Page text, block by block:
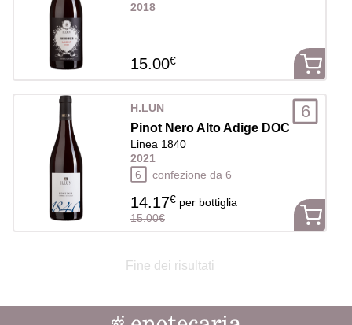
2018
15.00€
H.LUN
Pinot Nero Alto Adige DOC
Linea 1840
2021
6
confezione da 6
6
14.17€ per bottiglia
15.00€
Fine dei risultati